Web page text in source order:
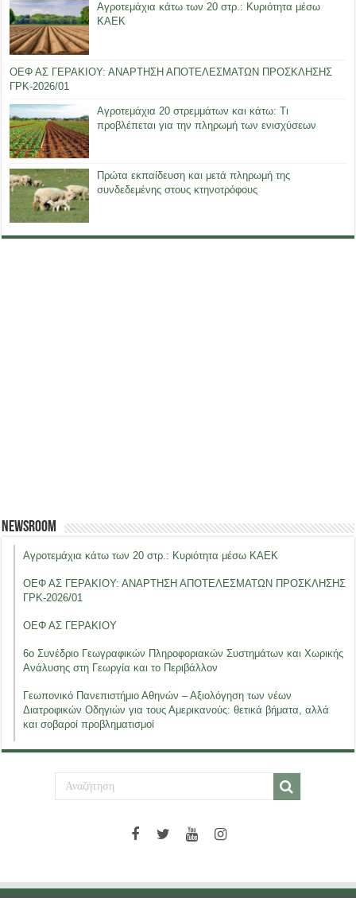
Αγροτεμάχια κάτω των 20 στρ.: Κυριότητα μέσω
ΚΑΕΚ
ΟΕΦ ΑΣ ΓΕΡΑΚΙΟΥ: ΑΝΑΡΤΗΣΗ ΑΠΟΤΕΛΕΣΜΑΤΩΝ ΠΡΟΣΚΛΗΣΗΣ
ΓΡΚ-2026/01
Αγροτεμάχια 20 στρεμμάτων και κάτω: Τι
προβλέπεται για την πληρωμή των ενισχύσεων
Πρώτα εκπαίδευση και μετά πληρωμή της
συνδεδεμένης στους κτηνοτρόφους
Newsroom
Αγροτεμάχια κάτω των 20 στρ.: Κυριότητα μέσω ΚΑΕΚ
ΟΕΦ ΑΣ ΓΕΡΑΚΙΟΥ: ΑΝΑΡΤΗΣΗ ΑΠΟΤΕΛΕΣΜΑΤΩΝ ΠΡΟΣΚΛΗΣΗΣ
ΓΡΚ-2026/01
ΟΕΦ ΑΣ ΓΕΡΑΚΙΟΥ
6ο Συνέδριο Γεωγραφικών Πληροφοριακών Συστημάτων και Χωρικής
Ανάλυσης στη Γεωργία και το Περιβάλλον
Γεωπονικό Πανεπιστήμιο Αθηνών – Αξιολόγηση των νέων
Διατροφικών Οδηγιών για τους Αμερικανούς: θετικά βήματα, αλλά
και σοβαροί προβληματισμοί